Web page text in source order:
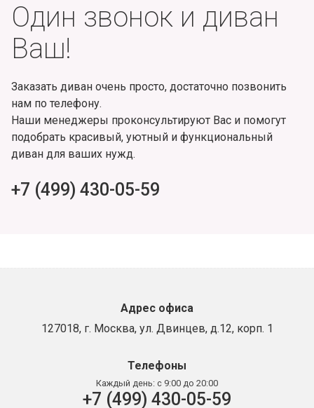
Один звонок и диван
Ваш!
Заказать диван очень просто, достаточно позвонить
нам по телефону.
Наши менеджеры проконсультируют Вас и помогут
подобрать красивый, уютный и функциональный
диван для ваших нужд.
+7 (499) 430-05-59
Адрес офиса
127018, г. Москва, ул. Двинцев, д.12, корп. 1
Телефоны
Каждый день: с 9:00 до 20:00
+7 (499) 430-05-59